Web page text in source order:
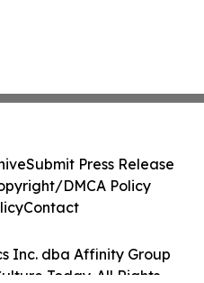
Inc. dba Affinity Group
Today. All Rights
Submit Press Release
DMCA Policy
Contact